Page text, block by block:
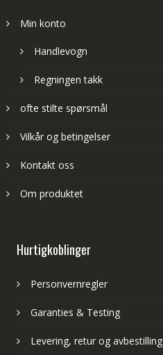
Min konto
Handlevogn
Regningen takk
ofte stilte spørsmål
Vilkår og betingelser
Kontakt oss
Om produktet
Hurtigkoblinger
Personvernregler
Garanties & Testing
Levering, retur og avbestilling